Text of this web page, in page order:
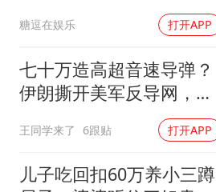
糖逗在娱乐 打开APP
七十万造高超音速导弹？
伊朗撕开美军反导网，炸
王同学来了 6跟贴 打开APP
儿子吃回扣60万养小三蹲